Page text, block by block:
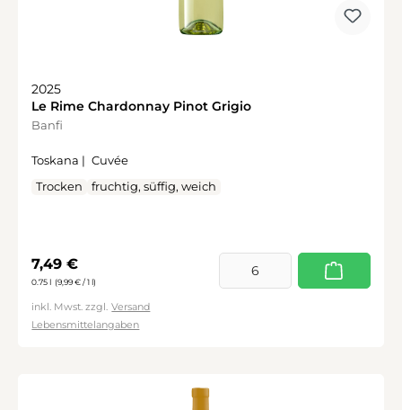
2025
Le Rime Chardonnay Pinot Grigio
Banfi
Toskana | Cuvée
Trocken
fruchtig, süffig, weich
Regulärer Preis:
7,49 €
0.75 l (9,99 € / 1 l)
inkl. Mwst. zzgl. Versand
Lebensmittelangaben